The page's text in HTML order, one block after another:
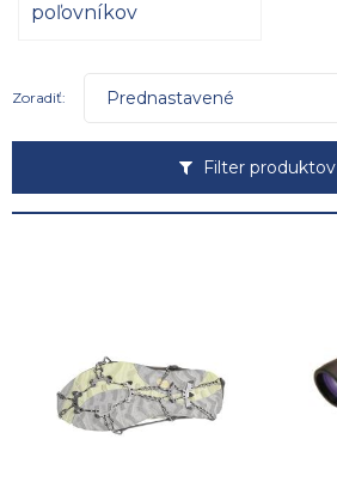
poľovníkov
Filter produktov
Zoradiť: Prednastavené